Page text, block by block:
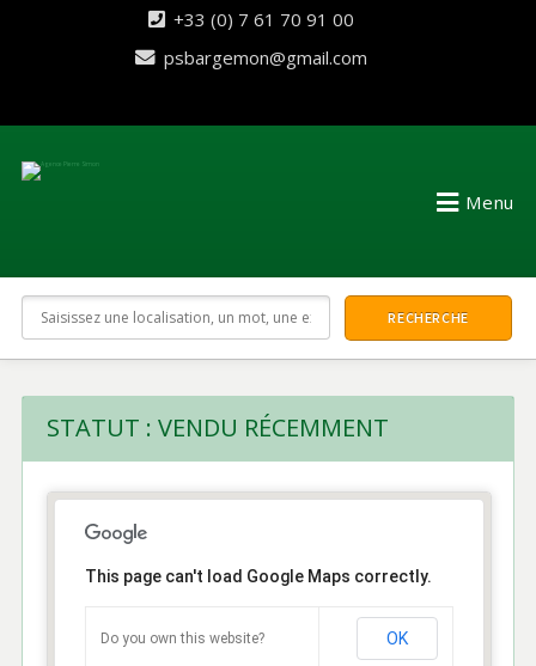
+33 (0) 7 61 70 91 00
psbargemon@gmail.com
Menu
STATUT : VENDU RÉCEMMENT
This page can't load Google Maps correctly.
Do you own this website? OK